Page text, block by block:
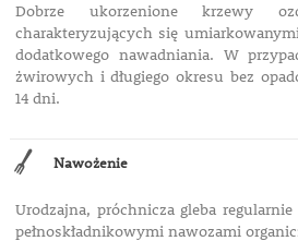
Dobrze ukorzenione krzewy
charakteryzujących się
dodatkowego nawadniania. W
żwirowych i długiego okresu bez
14 dni.
Nawożenie
Urodzajna, próchnicza gleba
pełnoskładnikowymi nawozami